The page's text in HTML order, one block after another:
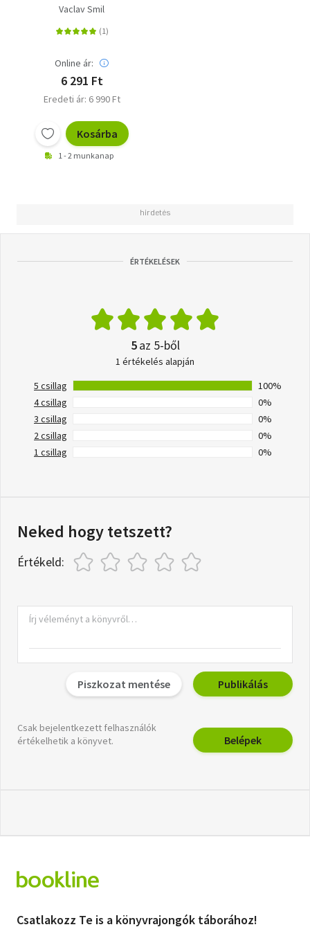
Vaclav Smil
Online ár:
6 291 Ft
Eredeti ár: 6 990 Ft
Kosárba
1 - 2 munkanap
ÉRTÉKELÉSEK
5az 5-ből
1 értékelés alapján
5 csillag
100%
4 csillag
0%
3 csillag
0%
2 csillag
0%
1 csillag
0%
Neked hogy tetszett?
Értékeld:
Piszkozat mentése Publikálás
Csak bejelentkezett felhasználók
értékelhetik a könyvet.
Belépek
Csatlakozz Te is a könyvrajongók táborához!